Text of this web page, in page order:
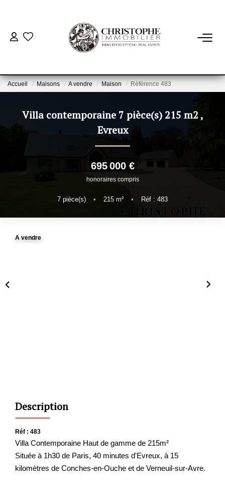
ACHETER
BIENS VENDUS
VENDRE
NOTRE AGENCE
Qui Sommes-Nous
Notre Équipe
Nous Rejoindre
Nos Actualités
Accueil Maisons A vendre Maison Référence 483
Villa contemporaine 7 pièce(s) 215 m2 ,
Evreux
695 000 €
honoraires compris
7 pièce(s) • 215 m² • Réf : 483
A vendre
Description
Réf : 483
Villa Contemporaine Haut de gamme de 215m²
Située à 1h30 de Paris, 40 minutes d'Evreux, à 15
kilomètres de Conches-en-Ouche et de Verneuil-sur-Avre.